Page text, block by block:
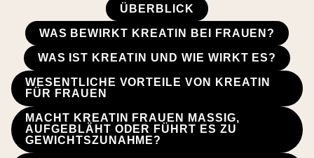
ÜBERBLICK
WAS BEWIRKT KREATIN BEI FRAUEN?
WAS IST KREATIN UND WIE WIRKT ES?
WESENTLICHE VORTEILE VON KREATIN
FÜR FRAUEN
MACHT KREATIN FRAUEN MASSIG,
AUFGEBLÄHT ODER FÜHRT ES ZU
GEWICHTSZUNAHME?